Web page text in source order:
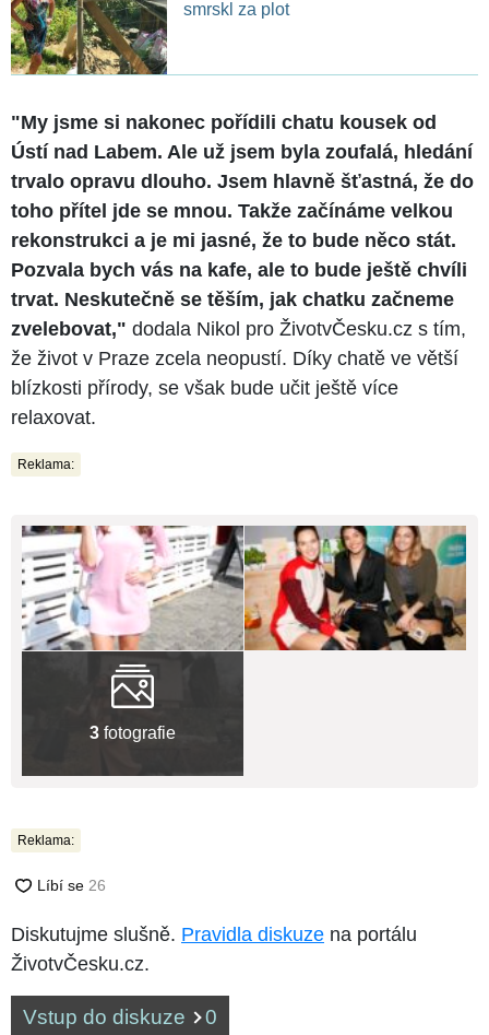
smrskl za plot
"My jsme si nakonec pořídili chatu kousek od
Ústí nad Labem. Ale už jsem byla zoufalá, hledání
trvalo opravu dlouho. Jsem hlavně šťastná, že do
toho přítel jde se mnou. Takže začínáme velkou
rekonstrukci a je mi jasné, že to bude něco stát.
Pozvala bych vás na kafe, ale to bude ještě chvíli
trvat. Neskutečně se těším, jak chatku začneme
zvelebovat," dodala Nikol pro ŽivotvČesku.cz s tím,
že život v Praze zcela neopustí. Díky chatě ve větší
blízkosti přírody, se však bude učit ještě více
relaxovat.
Reklama:
3 fotografie
Reklama:
Diskutujme slušně. Pravidla diskuze na portálu
ŽivotvČesku.cz.
Vstup do diskuze 0